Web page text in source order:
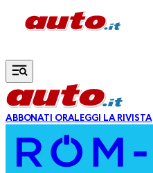
Vai al contenuto principale
ABBONATI ORALEGGI LA RIVISTA